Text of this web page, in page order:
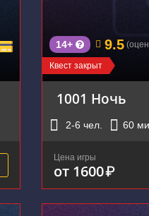
Квест закрыт
14+ 9.5
1001 Ночь
2-6 чел. 60
Цена игры
от 1600₽